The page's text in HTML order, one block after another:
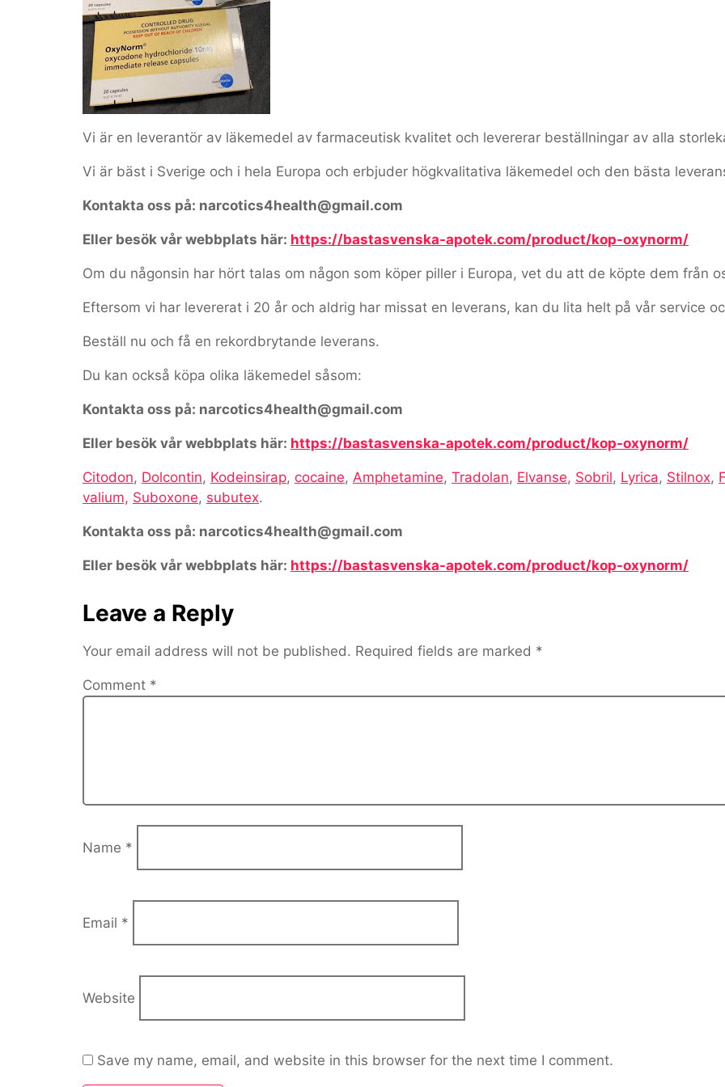
Vi är en leverantör av läkemedel av farmaceutisk kvalitet och levererar beställningar av alla
Vi är bäst i Sverige och i hela Europa och erbjuder högkvalitativa läkemedel och den bästa
Kontakta oss på: narcotics4health@gmail.com
Eller besök vår webbplats här: https://bastasvenska-apotek.com/product/kop-oxynorm/
Om du någonsin har hört talas om någon som köper piller i Europa, vet du att de köpte dem från
Eftersom vi har levererat i 20 år och aldrig har missat en leverans, kan du lita helt på vår service
Beställ nu och få en rekordbrytande leverans.
Du kan också köpa olika läkemedel såsom:
Kontakta oss på: narcotics4health@gmail.com
Eller besök vår webbplats här: https://bastasvenska-apotek.com/product/kop-oxynorm/
Citodon, Dolcontin, Kodeinsirap, cocaine, Amphetamine, Tradolan, Elvanse, Sobril, Lyrica, Stilnox,
valium, Suboxone, subutex.
Kontakta oss på: narcotics4health@gmail.com
Eller besök vår webbplats här: https://bastasvenska-apotek.com/product/kop-oxynorm/
Leave a Reply
Your email address will not be published. Required fields are marked *
Comment *
Name *
Email *
Website
Save my name, email, and website in this browser for the next time I comment.